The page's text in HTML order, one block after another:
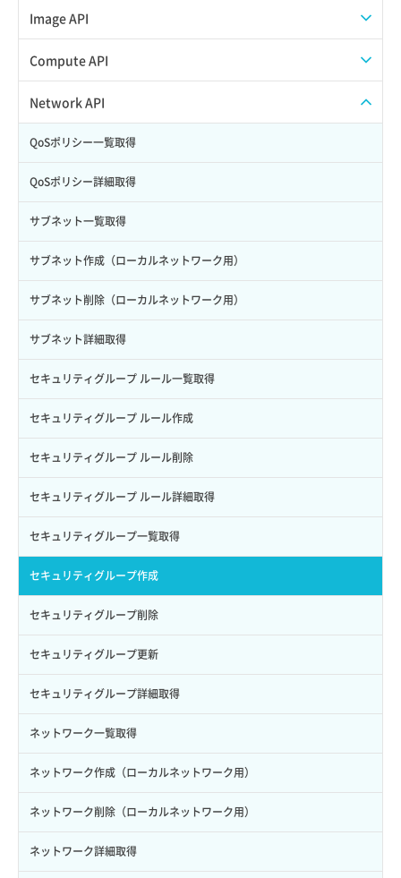
Credential作成
Credential削除
スナップショット一覧取得
スナップショット作成
スナップショット削除
スナップショット復元
スナップショット詳細一覧取得
スナップショット詳細取得（アイテム指定）
バックアップリストア
バックアップ一覧取得
バックアップ詳細一覧取得
バックアップ詳細取得
ボリュームイメージ保存
ボリュームタイプ一覧取得
ボリュームタイプ詳細取得
ボリューム一覧取得
ボリューム作成
ボリューム削除
ボリューム更新
ボリューム詳細一覧取得
ボリューム詳細取得
自動バックアップ有効化
自動バックアップ無効化
Image API
ISOイメージアップロード
ISOイメージ作成
イメージ一覧取得
イメージ保存使用量取得
イメージ保存容量取得
イメージ保存容量変更
イメージ削除
イメージ詳細取得
Compute API
ISOイメージ挿入/排出
SSHキーペア一覧取得
SSHキーペア作成
SSHキーペア削除
SSHキーペア詳細取得
アタッチ済みポート一覧取得
アタッチ済みポート詳細取得
アタッチ済みボリューム一覧
アタッチ済みボリューム詳細取得
コンソールURL発行
サーバーに紐づくアドレス取得
サーバーに紐づくアドレス取得（ネットワーク指定）
サーバーに紐づくセキュリティグループ取得
サーバープラン一覧取得
サーバープラン変更
サーバープラン詳細一覧取得
サーバープラン詳細取得
サーバーメタデータ取得
サーバーメタデータ更新（ネームタグ変更）
サーバー一覧取得
Network API
QoSポリシー一覧取得
QoSポリシー詳細取得
サブネット一覧取得
サブネット作成（ローカルネットワーク用）
サブネット削除（ローカルネットワーク用）
サブネット詳細取得
セキュリティグループ ルール一覧取得
セキュリティグループ ルール作成
セキュリティグループ ルール削除
セキュリティグループ ルール詳細取得
セキュリティグループ一覧取得
セキュリティグループ作成
セキュリティグループ削除
セキュリティグループ更新
セキュリティグループ詳細取得
ネットワーク一覧取得
ネットワーク作成（ローカルネットワーク用）
ネットワーク削除（ローカルネットワーク用）
ネットワーク詳細取得